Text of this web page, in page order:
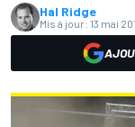
Hal Ridge
Mis à jour: 13 mai